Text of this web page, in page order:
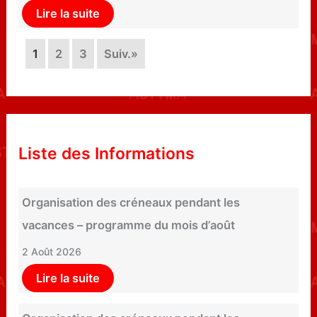
Lire la suite
1 2 3 Suiv.»
Liste des Informations
Organisation des créneaux pendant les
vacances – programme du mois d’août
2 Août 2026
Lire la suite